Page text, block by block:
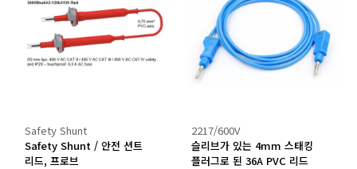
Safety Shunt
Safety Shunt / 안전 션트
리드, 프로브
2217/600V
슬리브가 있는 4mm 스태킹
플러그로 된 36A PVC 리드